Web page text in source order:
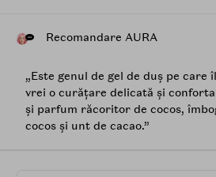
Recomandare AURA
„Este genul de gel de duș pe care
vrei o curățare delicată și
și parfum răcoritor de cocos,
cocos și unt de cacao.”